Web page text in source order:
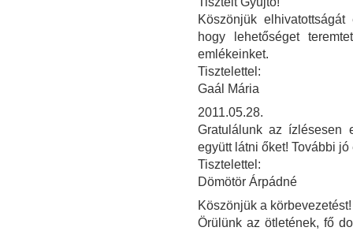
Köszönjük
hogy lehetőséget
emlékeinket.
Tisztelettel:
Gaál Mária
2011.05.28.
Gratulálunk az ízlésesen
együtt látni őket! További
Tisztelettel:
Dömötör Árpádné
Köszönjük a körbevezetést!
Örülünk az ötletének, fő